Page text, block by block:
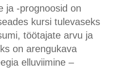
ja -prognoosid on
kursi tulevaseks
töötajate arvu ja
on arengukava
elluviimine –